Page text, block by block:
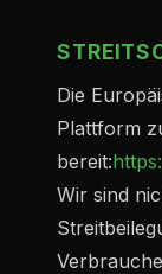
Die
Plattform
bereit:
Wir sind